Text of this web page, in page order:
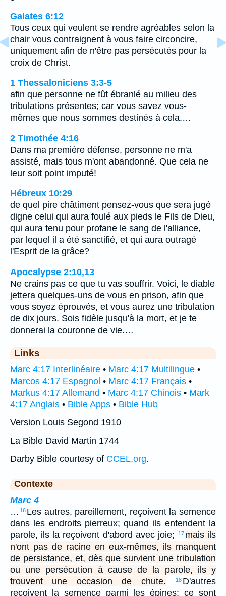
Galates 6:12
Tous ceux qui veulent se rendre agréables selon la
chair vous contraignent à vous faire circoncire,
uniquement afin de n'être pas persécutés pour la
croix de Christ.
1 Thessaloniciens 3:3-5
afin que personne ne fût ébranlé au milieu des
tribulations présentes; car vous savez vous-
mêmes que nous sommes destinés à cela.…
2 Timothée 4:16
Dans ma première défense, personne ne m'a
assisté, mais tous m'ont abandonné. Que cela ne
leur soit point imputé!
Hébreux 10:29
de quel pire châtiment pensez-vous que sera jugé
digne celui qui aura foulé aux pieds le Fils de Dieu,
qui aura tenu pour profane le sang de l'alliance,
par lequel il a été sanctifié, et qui aura outragé
l'Esprit de la grâce?
Apocalypse 2:10,13
Ne crains pas ce que tu vas souffrir. Voici, le diable
jettera quelques-uns de vous en prison, afin que
vous soyez éprouvés, et vous aurez une tribulation
de dix jours. Sois fidèle jusqu'à la mort, et je te
donnerai la couronne de vie.…
Links
Marc 4:17 Interlinéaire • Marc 4:17 Multilingue •
Marcos 4:17 Espagnol • Marc 4:17 Français •
Markus 4:17 Allemand • Marc 4:17 Chinois • Mark
4:17 Anglais • Bible Apps • Bible Hub
Version Louis Segond 1910
La Bible David Martin 1744
Darby Bible courtesy of CCEL.org.
Contexte
Marc 4
… 16 Les autres, pareillement, reçoivent la semence
dans les endroits pierreux; quand ils entendent la
parole, ils la reçoivent d'abord avec joie;
17 mais ils
n'ont pas de racine en eux-mêmes, ils manquent
de persistance, et, dès que survient une tribulation
ou une persécution à cause de la parole, ils y
trouvent une occasion de chute.
18 D'autres
reçoivent la semence parmi les épines; ce sont